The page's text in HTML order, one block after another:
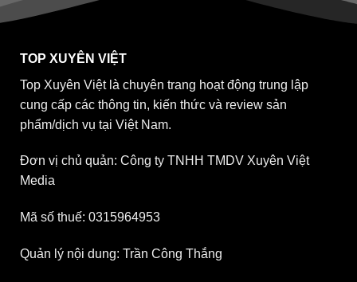
TOP XUYÊN VIỆT
Top Xuyên Việt là chuyên trang hoạt động trung lập
cung cấp các thông tin, kiến thức và review sản
phẩm/dịch vụ tại Việt Nam.
Đơn vị chủ quản: Công ty TNHH TMDV Xuyên Việt
Media
Mã số thuế: 0315964953
Quản lý nội dung: Trần Công Thắng